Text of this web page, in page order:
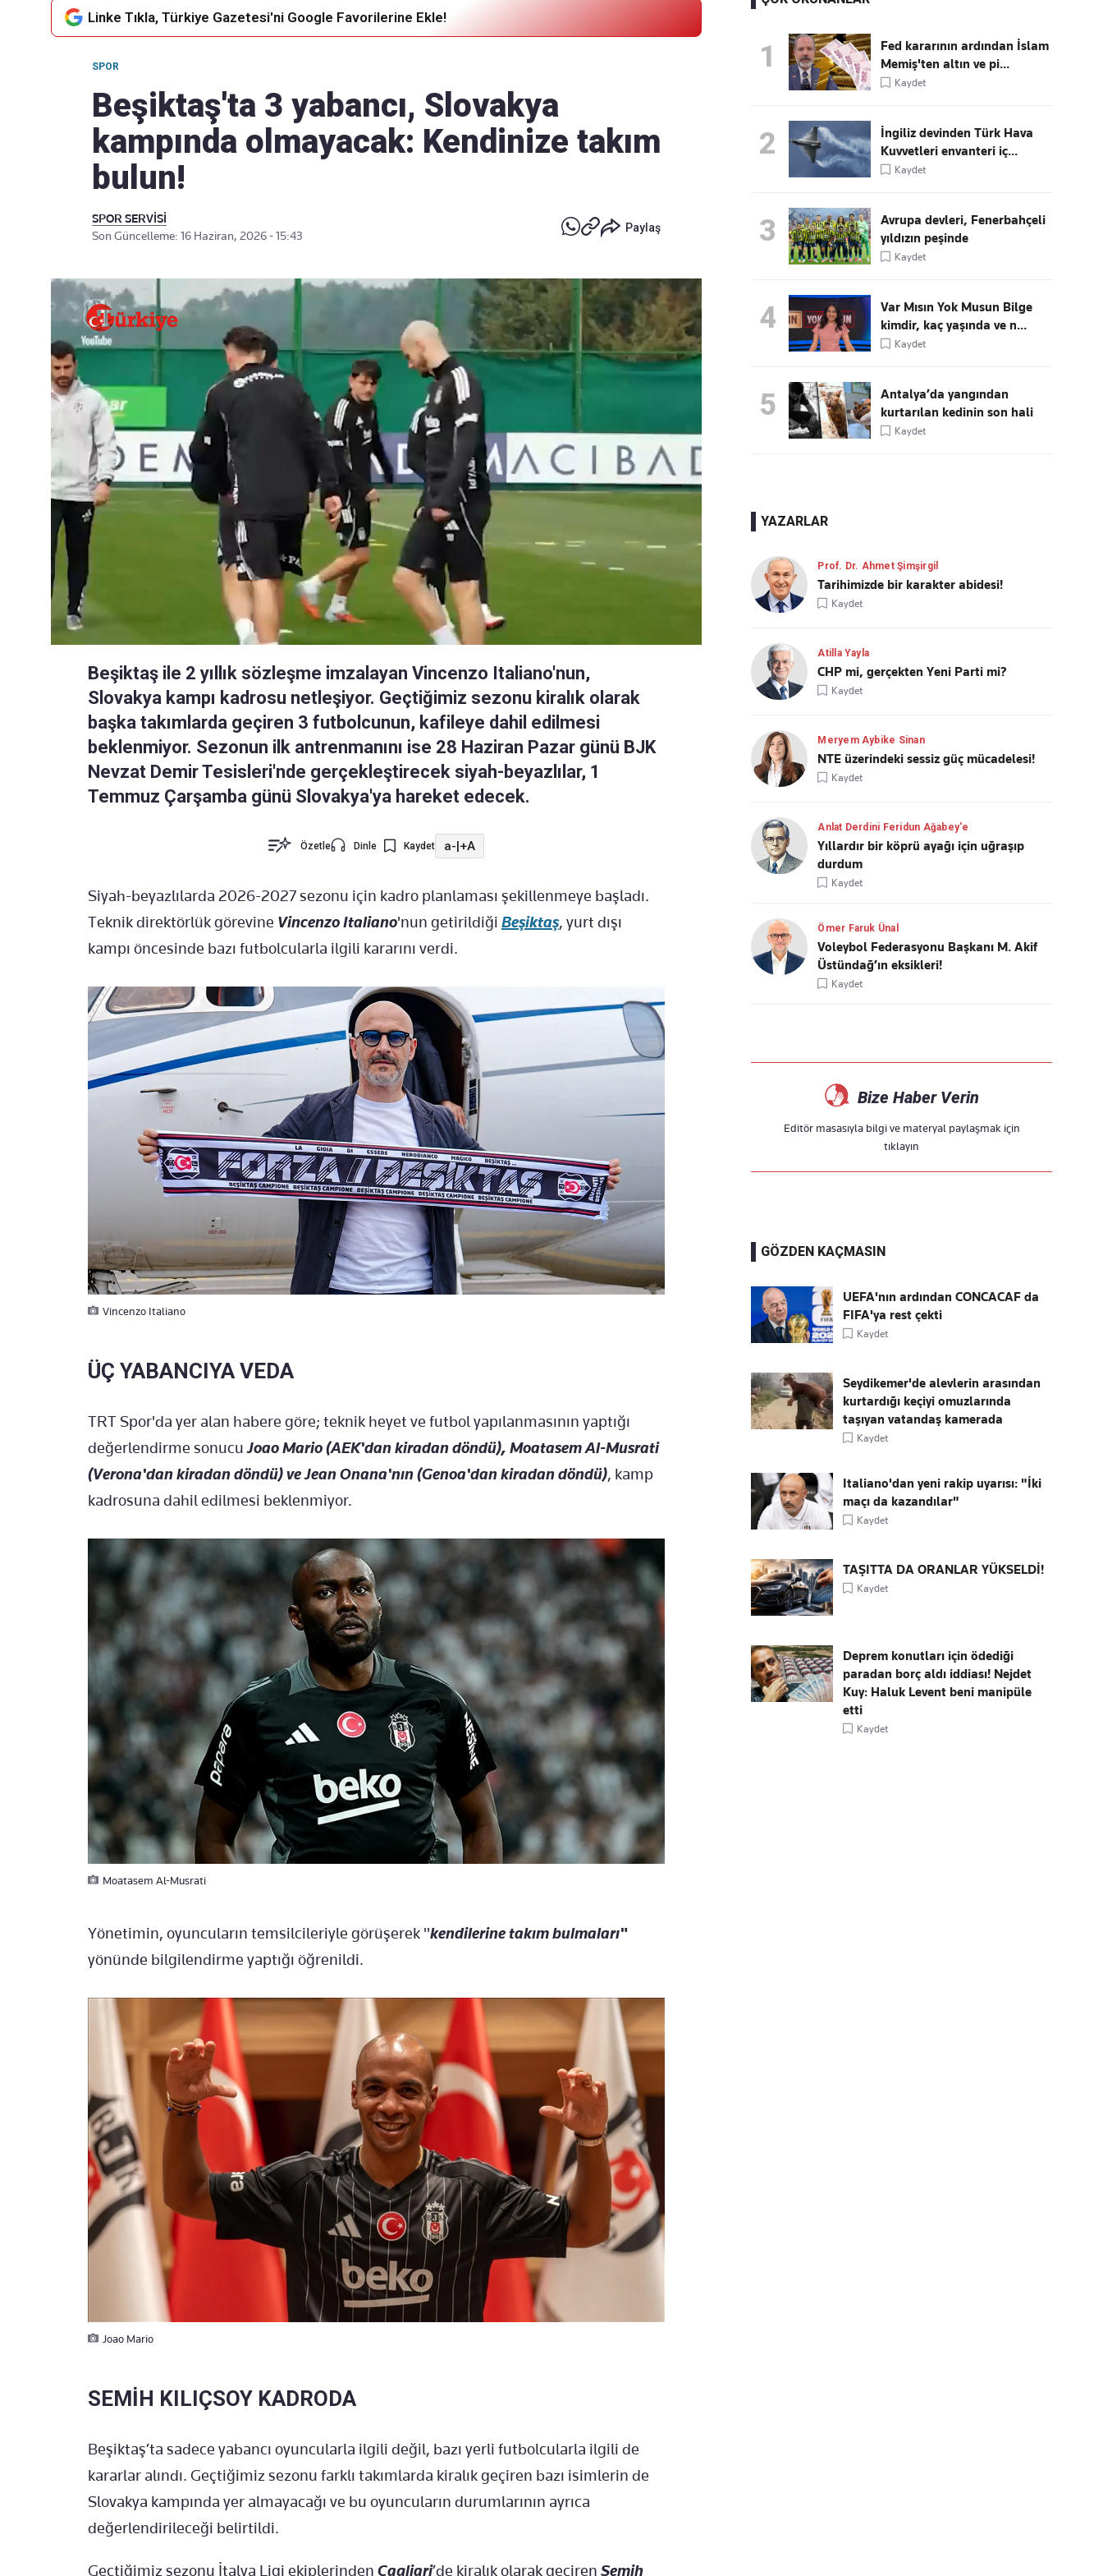
akışımıza ulaşın
göndermek için
Kaçırmayın
Ücretsiz üye olun, gündemi
Linke Tıkla, Türkiye Gazetesi'ni Google Favorilerine Ekle!
SPOR
Beşiktaş'ta 3 yabancı, Slovakya
kampında olmayacak: Kendinize takım
bulun!
SPOR SERVİSİ
Son Güncelleme: 16 Haziran, 2026 - 15:43
Paylaş
Beşiktaş ile 2 yıllık sözleşme imzalayan Vincenzo Italiano'nun,
Slovakya kampı kadrosu netleşiyor. Geçtiğimiz sezonu kiralık olarak
başka takımlarda geçiren 3 futbolcunun, kafileye dahil edilmesi
beklenmiyor. Sezonun ilk antrenmanını ise 28 Haziran Pazar günü BJK
Nevzat Demir Tesisleri'nde gerçekleştirecek siyah-beyazlılar, 1
Temmuz Çarşamba günü Slovakya'ya hareket edecek.
Özetle Dinle Kaydet a-|+A
Siyah-beyazlılarda 2026-2027 sezonu için kadro planlaması şekillenmeye başladı.
Teknik direktörlük görevine Vincenzo Italiano'nun getirildiği Beşiktaş, yurt dışı
kampı öncesinde bazı futbolcularla ilgili kararını verdi.
Vincenzo Italiano
ÜÇ YABANCIYA VEDA
TRT Spor'da yer alan habere göre; teknik heyet ve futbol yapılanmasının yaptığı
değerlendirme sonucuJoao Mario (AEK'dan kiradan döndü), Moatasem Al-Musrati
(Verona'dan kiradan döndü) ve Jean Onana'nın (Genoa'dan kiradan döndü), kamp
kadrosuna dahil edilmesi beklenmiyor.
Moatasem Al-Musrati
Yönetimin, oyuncuların temsilcileriyle görüşerek "kendilerine takım bulmaları"
yönünde bilgilendirme yaptığı öğrenildi.
Joao Mario
SEMİH KILIÇSOY KADRODA
Beşiktaş’ta sadece yabancı oyuncularla ilgili değil, bazı yerli futbolcularla ilgili de
kararlar alındı. Geçtiğimiz sezonu farklı takımlarda kiralık geçiren bazı isimlerin de
Slovakya kampında yer almayacağı ve bu oyuncuların durumlarının ayrıca
değerlendirileceği belirtildi.
Geçtiğimiz sezonu İtalya Ligi ekiplerinden Cagliari’de kiralık olarak geçiren Semih
1
Fed kararının ardından İslam
Memiş'ten altın ve pi...
Kaydet
2
İngiliz devinden Türk Hava
Kuvvetleri envanteri iç...
Kaydet
3
Avrupa devleri, Fenerbahçeli
yıldızın peşinde
Kaydet
4
Var Mısın Yok Musun Bilge
kimdir, kaç yaşında ve n...
Kaydet
5
Antalya’da yangından
kurtarılan kedinin son hali
Kaydet
YAZARLAR
Prof. Dr. Ahmet Şimşirgil
Tarihimizde bir karakter abidesi!
Kaydet
Atilla Yayla
CHP mi, gerçekten Yeni Parti mi?
Kaydet
Meryem Aybike Sinan
NTE üzerindeki sessiz güç mücadelesi!
Kaydet
Anlat Derdini Feridun Ağabey'e
Yıllardır bir köprü ayağı için uğraşıp
durdum
Kaydet
Ömer Faruk Ünal
Voleybol Federasyonu Başkanı M. Akif
Üstündağ’ın eksikleri!
Kaydet
Bize Haber Verin
Editör masasıyla bilgi ve materyal paylaşmak için
tıklayın
GÖZDEN KAÇMASIN
UEFA'nın ardından CONCACAF da
FIFA'ya rest çekti
Kaydet
Seydikemer'de alevlerin arasından
kurtardığı keçiyi omuzlarında
taşıyan vatandaş kamerada
Kaydet
Italiano'dan yeni rakip uyarısı: "İki
maçı da kazandılar"
Kaydet
TAŞITTA DA ORANLAR YÜKSELDİ!
Kaydet
Deprem konutları için ödediği
paradan borç aldı iddiası! Nejdet
Kuy: Haluk Levent beni manipüle
etti
Kaydet